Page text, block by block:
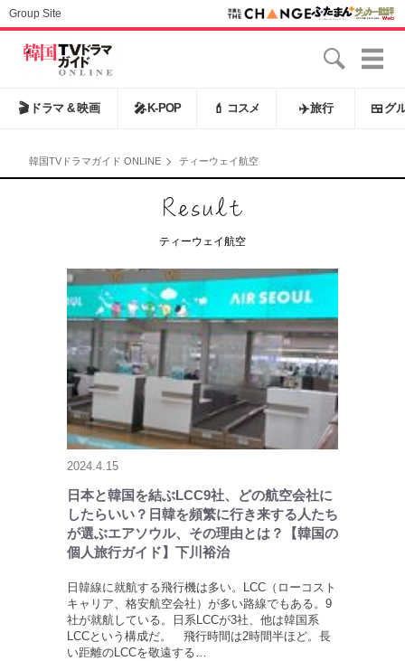
Group Site
🎬 ドラマ & 映画 🎤 K-POP 💄 コスメ ✈️旅行 🍱 グ
韓国TVドラマガイド ONLINE ティーウェイ航空
ティーウェイ航空
2024.4.15
日本と韓国を結ぶLCC9社、どの航空会社に
したらいい？日韓を頻繁に行き来する人たち
が選ぶエアソウル、その理由とは？【韓国の
個人旅行ガイド】下川裕治
日韓線に就航する飛行機は多い。LCC（ローコスト
キャリア、格安航空会社）が多い路線でもある。9
社が就航している。日系LCCが3社、他は韓国系
LCCという構成だ。 飛行時間は2時間半ほど。長
い距離のLCCを敬遠する…